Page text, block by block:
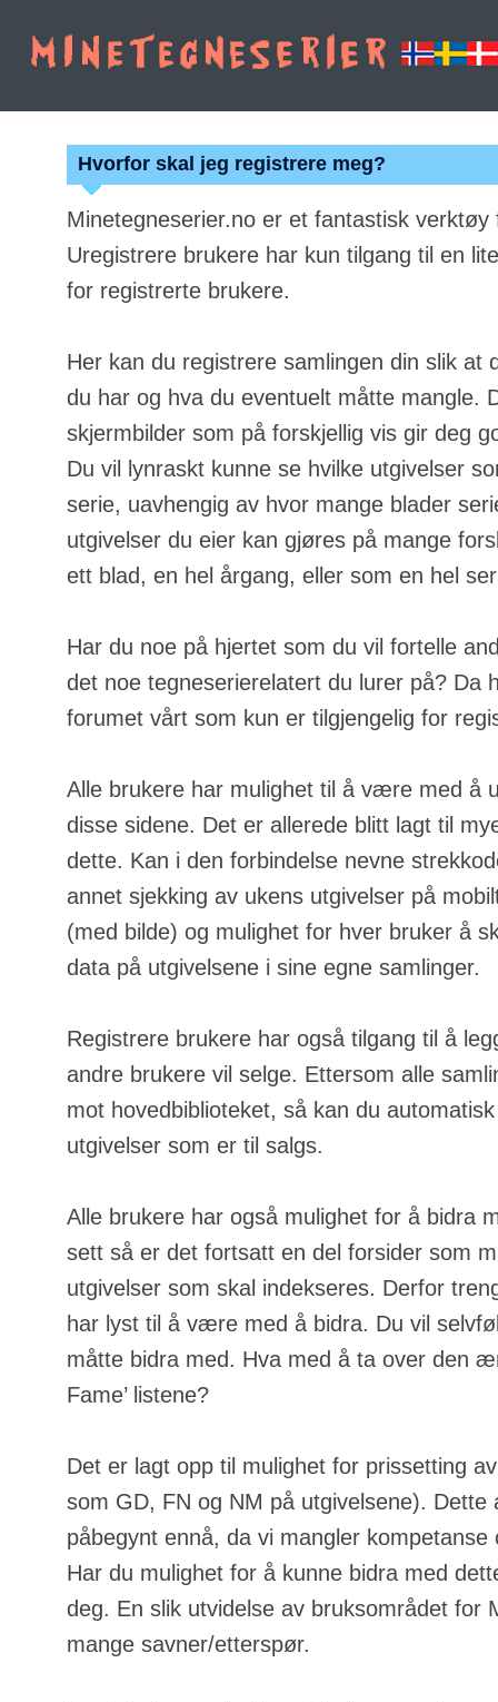
Hvorfor skal jeg registrere meg?
Minetegneserier.no er et fantastisk
Uregistrere brukere har kun tilgang til en
for registrerte brukere.
Her kan du registrere samlingen din slik at
du har og hva du eventuelt måtte mangle.
skjermbilder som på forskjellig vis gir deg
Du vil lynraskt kunne se hvilke utgivelser
serie, uavhengig av hvor mange blader
utgivelser du eier kan gjøres på mange
ett blad, en hel årgang, eller som en hel
Har du noe på hjertet som du vil fortelle
det noe tegneserierelatert du lurer på? Da
forumet vårt som kun er tilgjengelig for
Alle brukere har mulighet til å være med å
disse sidene. Det er allerede blitt lagt til
dette. Kan i den forbindelse nevne
annet sjekking av ukens utgivelser på
(med bilde) og mulighet for hver bruker å
data på utgivelsene i sine egne samlinger.
Registrere brukere har også tilgang til å
andre brukere vil selge. Ettersom alle
mot hovedbiblioteket, så kan du
utgivelser som er til salgs.
Alle brukere har også mulighet for å bidra
sett så er det fortsatt en del forsider som
utgivelser som skal indekseres. Derfor
har lyst til å være med å bidra. Du vil
måtte bidra med. Hva med å ta over den
Fame’ listene?
Det er lagt opp til mulighet for prissetting
som GD, FN og NM på utgivelsene). Dette
påbegynt ennå, da vi mangler
Har du mulighet for å kunne bidra med
deg. En slik utvidelse av bruksområdet for
mange savner/etterspør.